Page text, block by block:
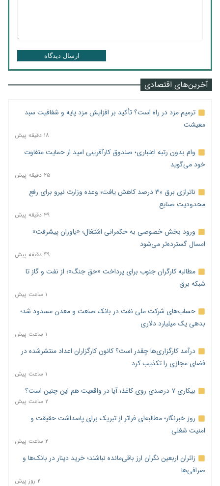
ارسال دیدگاه
آخرین‌های اقتصادی
ترمیم مزد در راه است؟ تأکید بر افزایش مزد پایه و شفافیت سبد
معیشت
۱۸ دقیقه پیش
وام بدون رتبه اعتباری؛ صندوق کارآفرینی امید از حمایت متفاوت
خود می‌گوید
۲۵ دقیقه پیش
ناترازی برق ۳۰ درصد کاهش یافت؛ وعده وزارت نیرو برای رفع
محدودیت صنایع
۳۹ دقیقه پیش
ورود بخش خصوصی به حکمرانی اشتغال؛ «یاوران پیشرفت»
امسال گسترده‌تر می‌شود
۴۹ دقیقه پیش
مطالبه کارگران جنوب برای پرداخت «حق جنگ»؛ از نفت و گاز تا
شبکه برق
۱ ساعت پیش
حساب‌های شرکت ملی نفت در بانک صنعت و معدن مسدود شد؛
بدهی یک میلیارد دلاری
۱ ساعت پیش
درآمد کارگزاری‌ها چقدر است؟ کانون کارگزاران اعداد منتشرشده در
فضای مجازی را تکذیب کرد
۱ ساعت پیش
بیکاری ۷ درصدی روی کاغذ؛ آیا در واقعیت هم این چنین است؟
۲ ساعت پیش
روز خبرنگار؛ مطالبه‌ای فراتر از تبریک برای پاسداشت حقیقت و
امنیت شغلی
۲ ساعت پیش
زائران اربعین نگران ارز باقی‌مانده نباشند؛ خرید دینار در بانک‌ها و
صرافی‌ها
۲ روز پیش